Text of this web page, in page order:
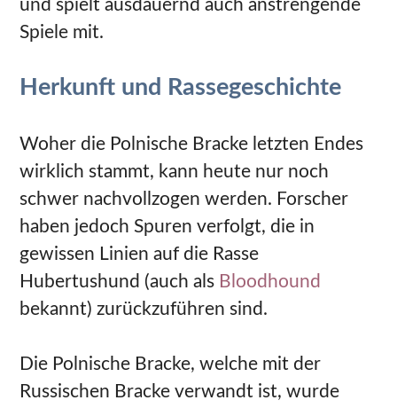
und spielt ausdauernd auch anstrengende
Spiele mit.
Herkunft und Rassegeschichte
Woher die Polnische Bracke letzten Endes
wirklich stammt, kann heute nur noch
schwer nachvollzogen werden. Forscher
haben jedoch Spuren verfolgt, die in
gewissen Linien auf die Rasse
Hubertushund (auch als Bloodhound
bekannt) zurückzuführen sind.
Die Polnische Bracke, welche mit der
Russischen Bracke verwandt ist, wurde